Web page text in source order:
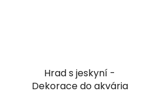
Hrad s jeskyní -
Dekorace do akvária